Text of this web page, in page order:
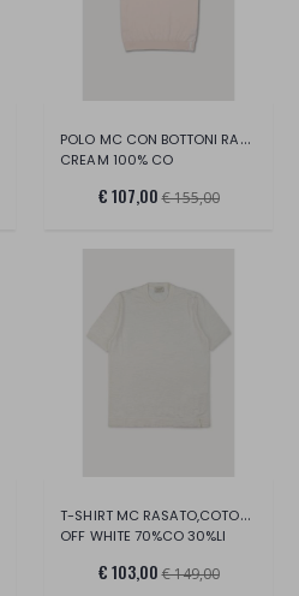
POLO MC CON BOTTONI RASATA,COTONE
CREAM 100% CO
€ 107,00 € 155,00
T-SHIRT MC RASATO,COTONE/LINO
OFF WHITE 70%CO 30%LI
€ 103,00 € 149,00